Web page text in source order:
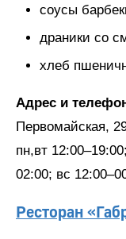
соусы
драники со
хлеб
Адрес и
Первомайская,
пн,вт
02:00; вс
Ресторан